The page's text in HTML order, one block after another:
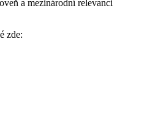
a mezinárodní relevanci
zde: